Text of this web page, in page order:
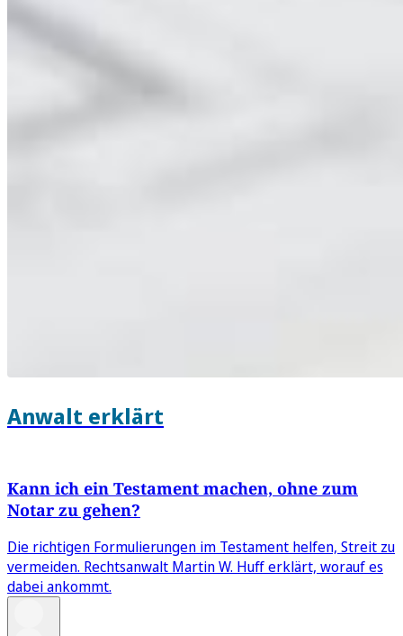
Anwalt erklärt
Kann ich ein Testament machen, ohne zum
Notar zu gehen?
Die richtigen Formulierungen im Testament helfen, Streit zu
vermeiden. Rechtsanwalt Martin W. Huff erklärt, worauf es
dabei ankommt.